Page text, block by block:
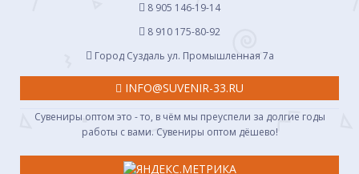
8 905 146-19-14
8 910 175-80-92
Город Суздаль ул. Промышленная 7a
INFO@SUVENIR-33.RU
Сувениры оптом это - то, в чём мы преуспели за долгие годы
работы с вами. Сувениры оптом дёшево!